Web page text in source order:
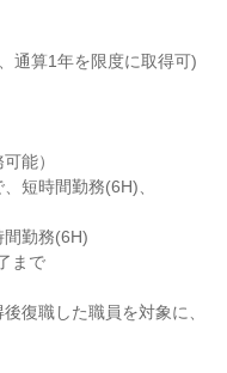
通算1年を限度に取得可)
能）
短時間勤務(6H)、
間勤務(6H)
まで
復職した職員を対象に、